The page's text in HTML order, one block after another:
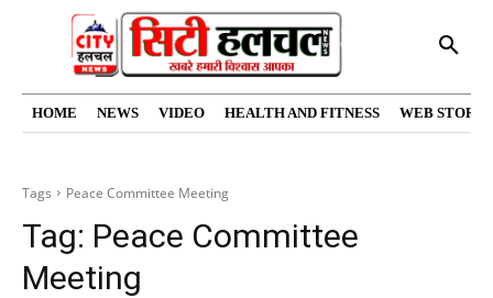
HOME NEWS VIDEO HEALTH AND FITNESS WEB
Tags Peace Committee Meeting
Tag: Peace Committee
Meeting